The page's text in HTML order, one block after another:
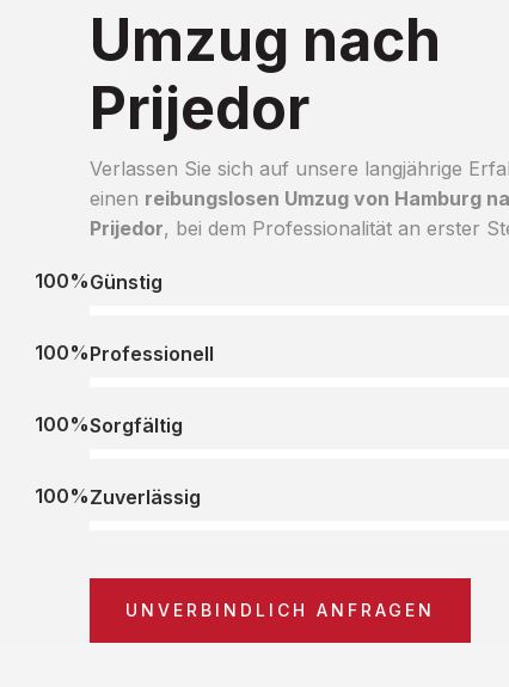
Umzug nach
Prijedor
Verlassen Sie sich auf unsere langjährige
einen reibungslosen Umzug von Hamburg
Prijedor, bei dem Professionalität an erster
Günstig
100%
Professionell
100%
Sorgfältig
100%
Zuverlässig
100%
UNVERBINDLICH ANFRAGEN